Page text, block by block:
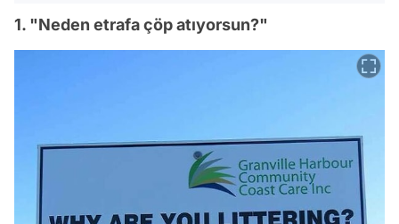
1. "Neden etrafa çöp atıyorsun?"